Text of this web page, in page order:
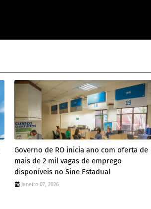
Governo de RO inicia ano com oferta de
mais de 2 mil vagas de emprego
disponíveis no Sine Estadual
Janeiro 07, 2026